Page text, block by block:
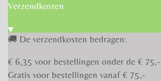
Verzendkosten
🚚 De verzendkosten bedragen:
€ 6,35 voor bestellingen onder de € 75,-
Gratis voor bestellingen vanaf € 75,-